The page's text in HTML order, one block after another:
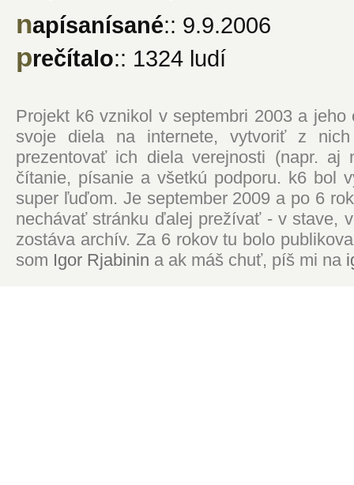
napísanísané:: 9.9.2006
prečítalo:: 1324 ludí
Projekt k6 vznikol v septembri 2003 a
svoje diela na internete, vytvoriť z
prezentovať ich diela verejnosti (napr. aj
čítanie, písanie a všetkú podporu. k6 bol
super ľuďom. Je september 2009 a po 6
nechávať stránku ďalej prežívať - v stave,
zostáva archív. Za 6 rokov tu bolo
som Igor Rjabinin a ak máš chuť, píš mi na